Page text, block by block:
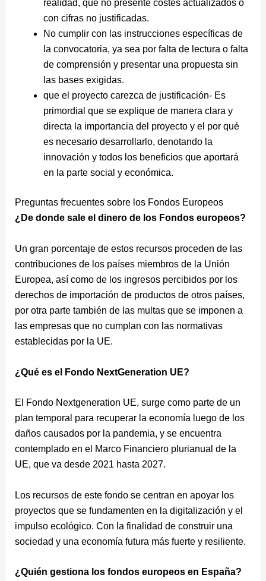
realidad, que no presente costes actualizados o
con cifras no justificadas.
No cumplir con las instrucciones específicas de
la convocatoria, ya sea por falta de lectura o falta
de comprensión y presentar una propuesta sin
las bases exigidas.
que el proyecto carezca de justificación- Es
primordial que se explique de manera clara y
directa la importancia del proyecto y el por qué
es necesario desarrollarlo, denotando la
innovación y todos los beneficios que aportará
en la parte social y económica.
Preguntas frecuentes sobre los Fondos Europeos
¿De donde sale el dinero de los Fondos europeos?
Un gran porcentaje de estos recursos proceden de las
contribuciones de los países miembros de la Unión
Europea, así como de los ingresos percibidos por los
derechos de importación de productos de otros países,
por otra parte también de las multas que se imponen a
las empresas que no cumplan con las normativas
establecidas por la UE.
¿Qué es el Fondo NextGeneration UE?
El Fondo Nextgeneration UE, surge como parte de un
plan temporal para recuperar la economía luego de los
daños causados por la pandemia, y se encuentra
contemplado en el Marco Financiero plurianual de la
UE, que va desde 2021 hasta 2027.
Los recursos de este fondo se centran en apoyar los
proyectos que se fundamenten en la digitalización y el
impulso ecológico. Con la finalidad de construir una
sociedad y una economía futura más fuerte y resiliente.
¿Quién gestiona los fondos europeos en España?